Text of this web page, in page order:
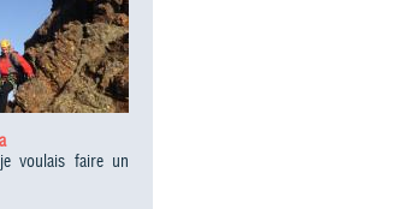
voulais faire un